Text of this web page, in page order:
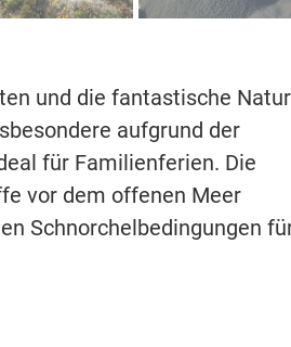
und die fantastische Natur
aufgrund der
für Familienferien. Die
vor dem offenen Meer
Schnorchelbedingungen